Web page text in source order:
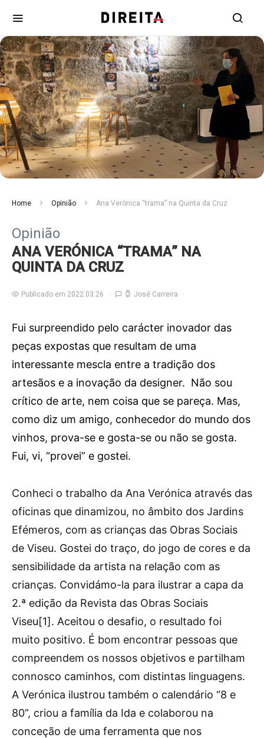
Home Opinião Ana Verónica “trama” na Quinta da Cruz
Opinião
ANA VERÓNICA “TRAMA” NA
QUINTA DA CRUZ
Publicado em 2022.03.26 José Carreira
Fui surpreendido pelo carácter inovador das
peças expostas que resultam de uma
interessante mescla entre a tradição dos
artesãos e a inovação da designer. Não sou
crítico de arte, nem coisa que se pareça. Mas,
como diz um amigo, conhecedor do mundo dos
vinhos, prova-se e gosta-se ou não se gosta.
Fui, vi, “provei” e gostei.
Conheci o trabalho da Ana Verónica através das
oficinas que dinamizou, no âmbito dos Jardins
Efémeros, com as crianças das Obras Sociais
de Viseu. Gostei do traço, do jogo de cores e da
sensibilidade da artista na relação com as
crianças. Convidámo-la para ilustrar a capa da
2.ª edição da Revista das Obras Sociais
Viseu[1]. Aceitou o desafio, o resultado foi
muito positivo. É bom encontrar pessoas que
compreendem os nossos objetivos e partilham
connosco caminhos, com distintas linguagens.
A Verónica ilustrou também o calendário “8 e
80”, criou a família da Ida e colaborou na
conceção de uma ferramenta que nos